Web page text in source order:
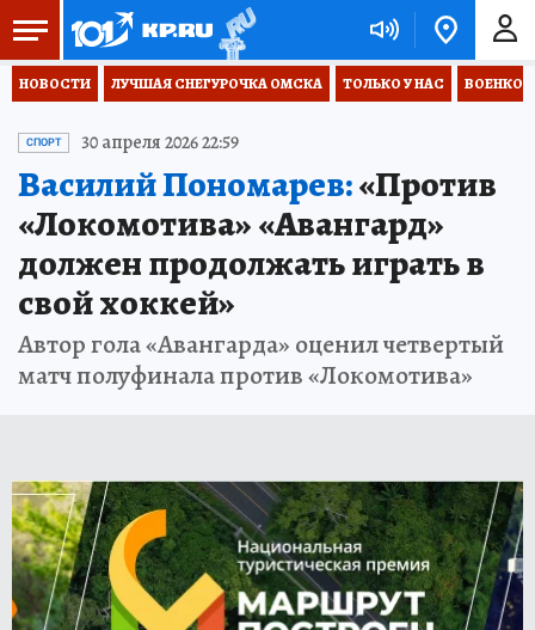
НОВОСТИ ЛУЧШАЯ СНЕГУРОЧКА ОМСКА ТОЛЬКО У НАС
СПОРТ 30 апреля 2026 22:59
Василий Пономарев:«Против
«Локомотива» «Авангард»
должен продолжать играть в
свой хоккей»
Автор гола «Авангарда» оценил четвертый
матч полуфинала против «Локомотива»